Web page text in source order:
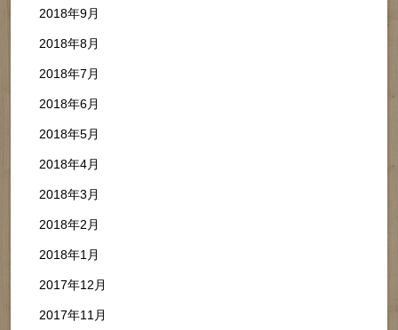
2018年9月
2018年8月
2018年7月
2018年6月
2018年5月
2018年4月
2018年3月
2018年2月
2018年1月
2017年12月
2017年11月